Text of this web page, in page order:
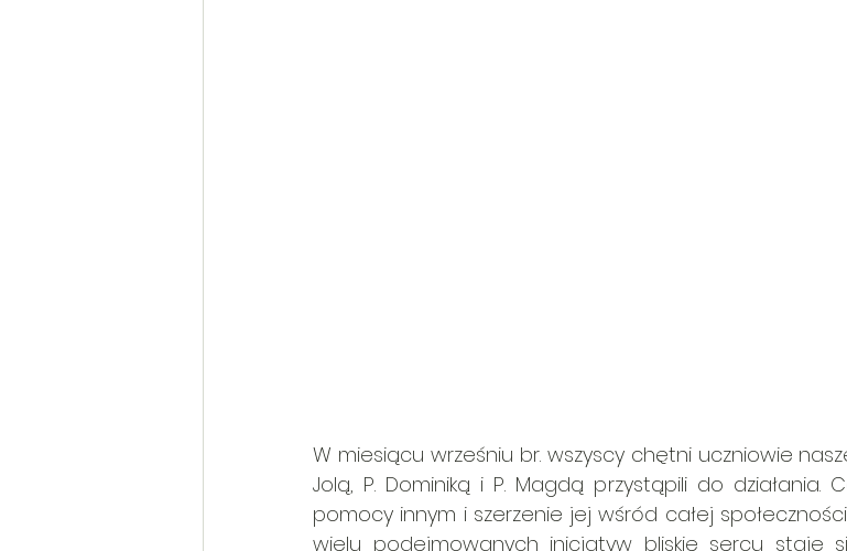
W miesiącu wrześniu br. wszyscy chętni uczniowie
Jolą, P. Dominiką i P. Magdą przystąpili do działania.
pomocy innym i szerzenie jej wśród całej
wielu podejmowanych inicjatyw bliskie sercu staje